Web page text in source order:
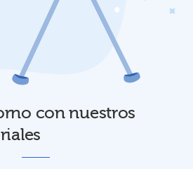
con nuestros